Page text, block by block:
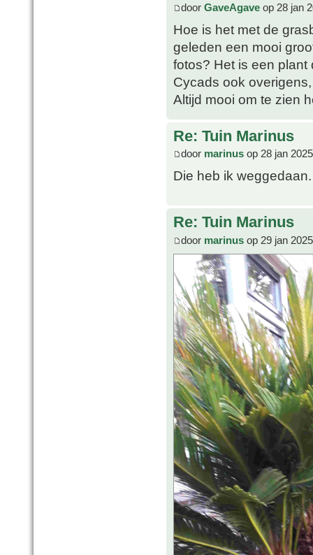
door GaveAgave op 28 jan
Hoe is het met de
geleden een mooi
fotos? Het is een plant
Cycads ook
Altijd mooi om te zien
Re: Tuin Marinus
door marinus op 28 jan
Die heb ik
Re: Tuin Marinus
door marinus op 29 jan